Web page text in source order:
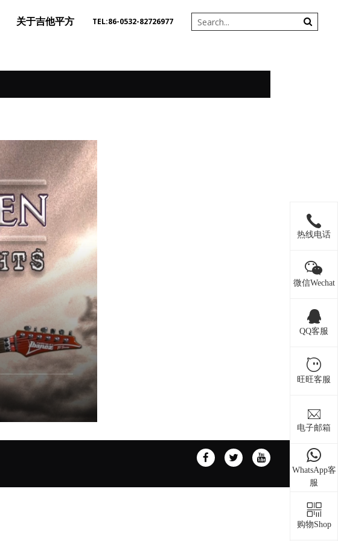
关于吉他平方 TEL:86-0532-82726977
热线电话
微信Wechat
QQ客服
旺旺客服
电子邮箱
WhatsApp客
服
购物Shop